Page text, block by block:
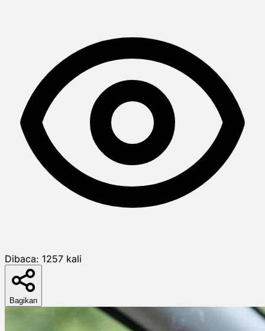
Dibaca: 1257 kali
Bagikan